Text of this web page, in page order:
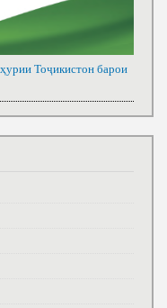
Тоҷикистон барои